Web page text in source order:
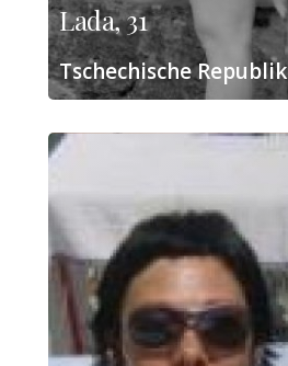
Lada, 31
Tschechische Republik